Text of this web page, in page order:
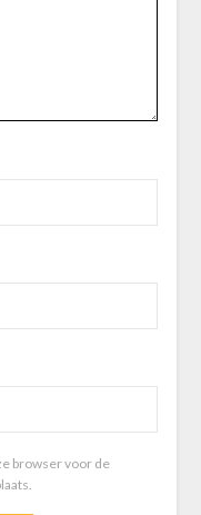
browser voor de